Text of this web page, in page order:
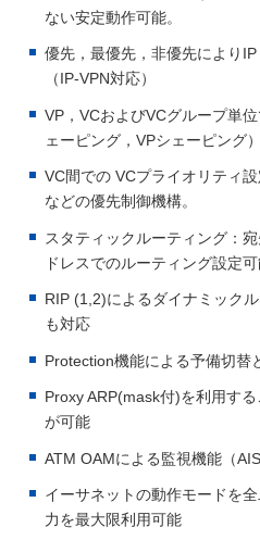
English
ない安定動作可能。
優先，最優先，非優先により
（IP-VPN対応）
VP，VCおよびVCグループ単
ェーピング，VPシェーピング
VC間での VCプライオリティ
などの優先制御機構。
スタティックルーティング：
ドレスでのルーティング設定
RIP (1,2)によるダイナミック
も対応
Protection機能による予備切替
Proxy ARP(mask付)を利用す
が可能
ATM OAMによる監視機能（
イーサネットの動作モードを
力を最大限利用可能